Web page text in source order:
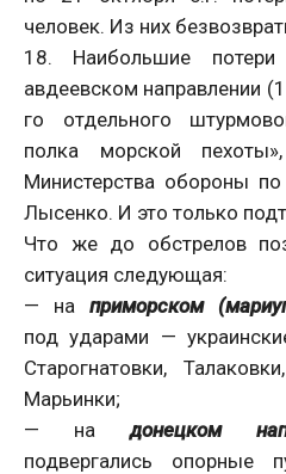
человек. Из них
18. Наибольшие
авдеевском направлении
го отдельного
полка морской
Министерства обороны
Лысенко. И это только
Что же до обстрелов
ситуация следующая:
— на приморском
под ударами —
Старогнатовки,
Марьинки;
— надонецком
подвергались